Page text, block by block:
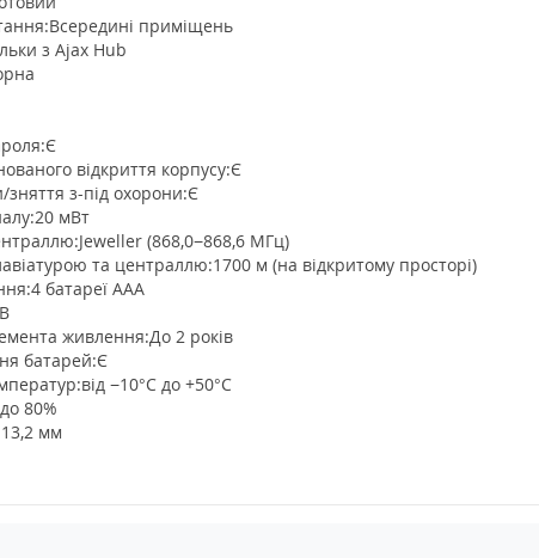
приміщень
з Ajax Hub
відкриття корпусу:Є
зняття з-під охорони:Є
мВт
(868,0−868,6 МГц)
та централлю:1700 м (на відкритому просторі)
батареї ААА
живлення:До 2 років
батарей:Є
−10°С до +50°С
80%
мм